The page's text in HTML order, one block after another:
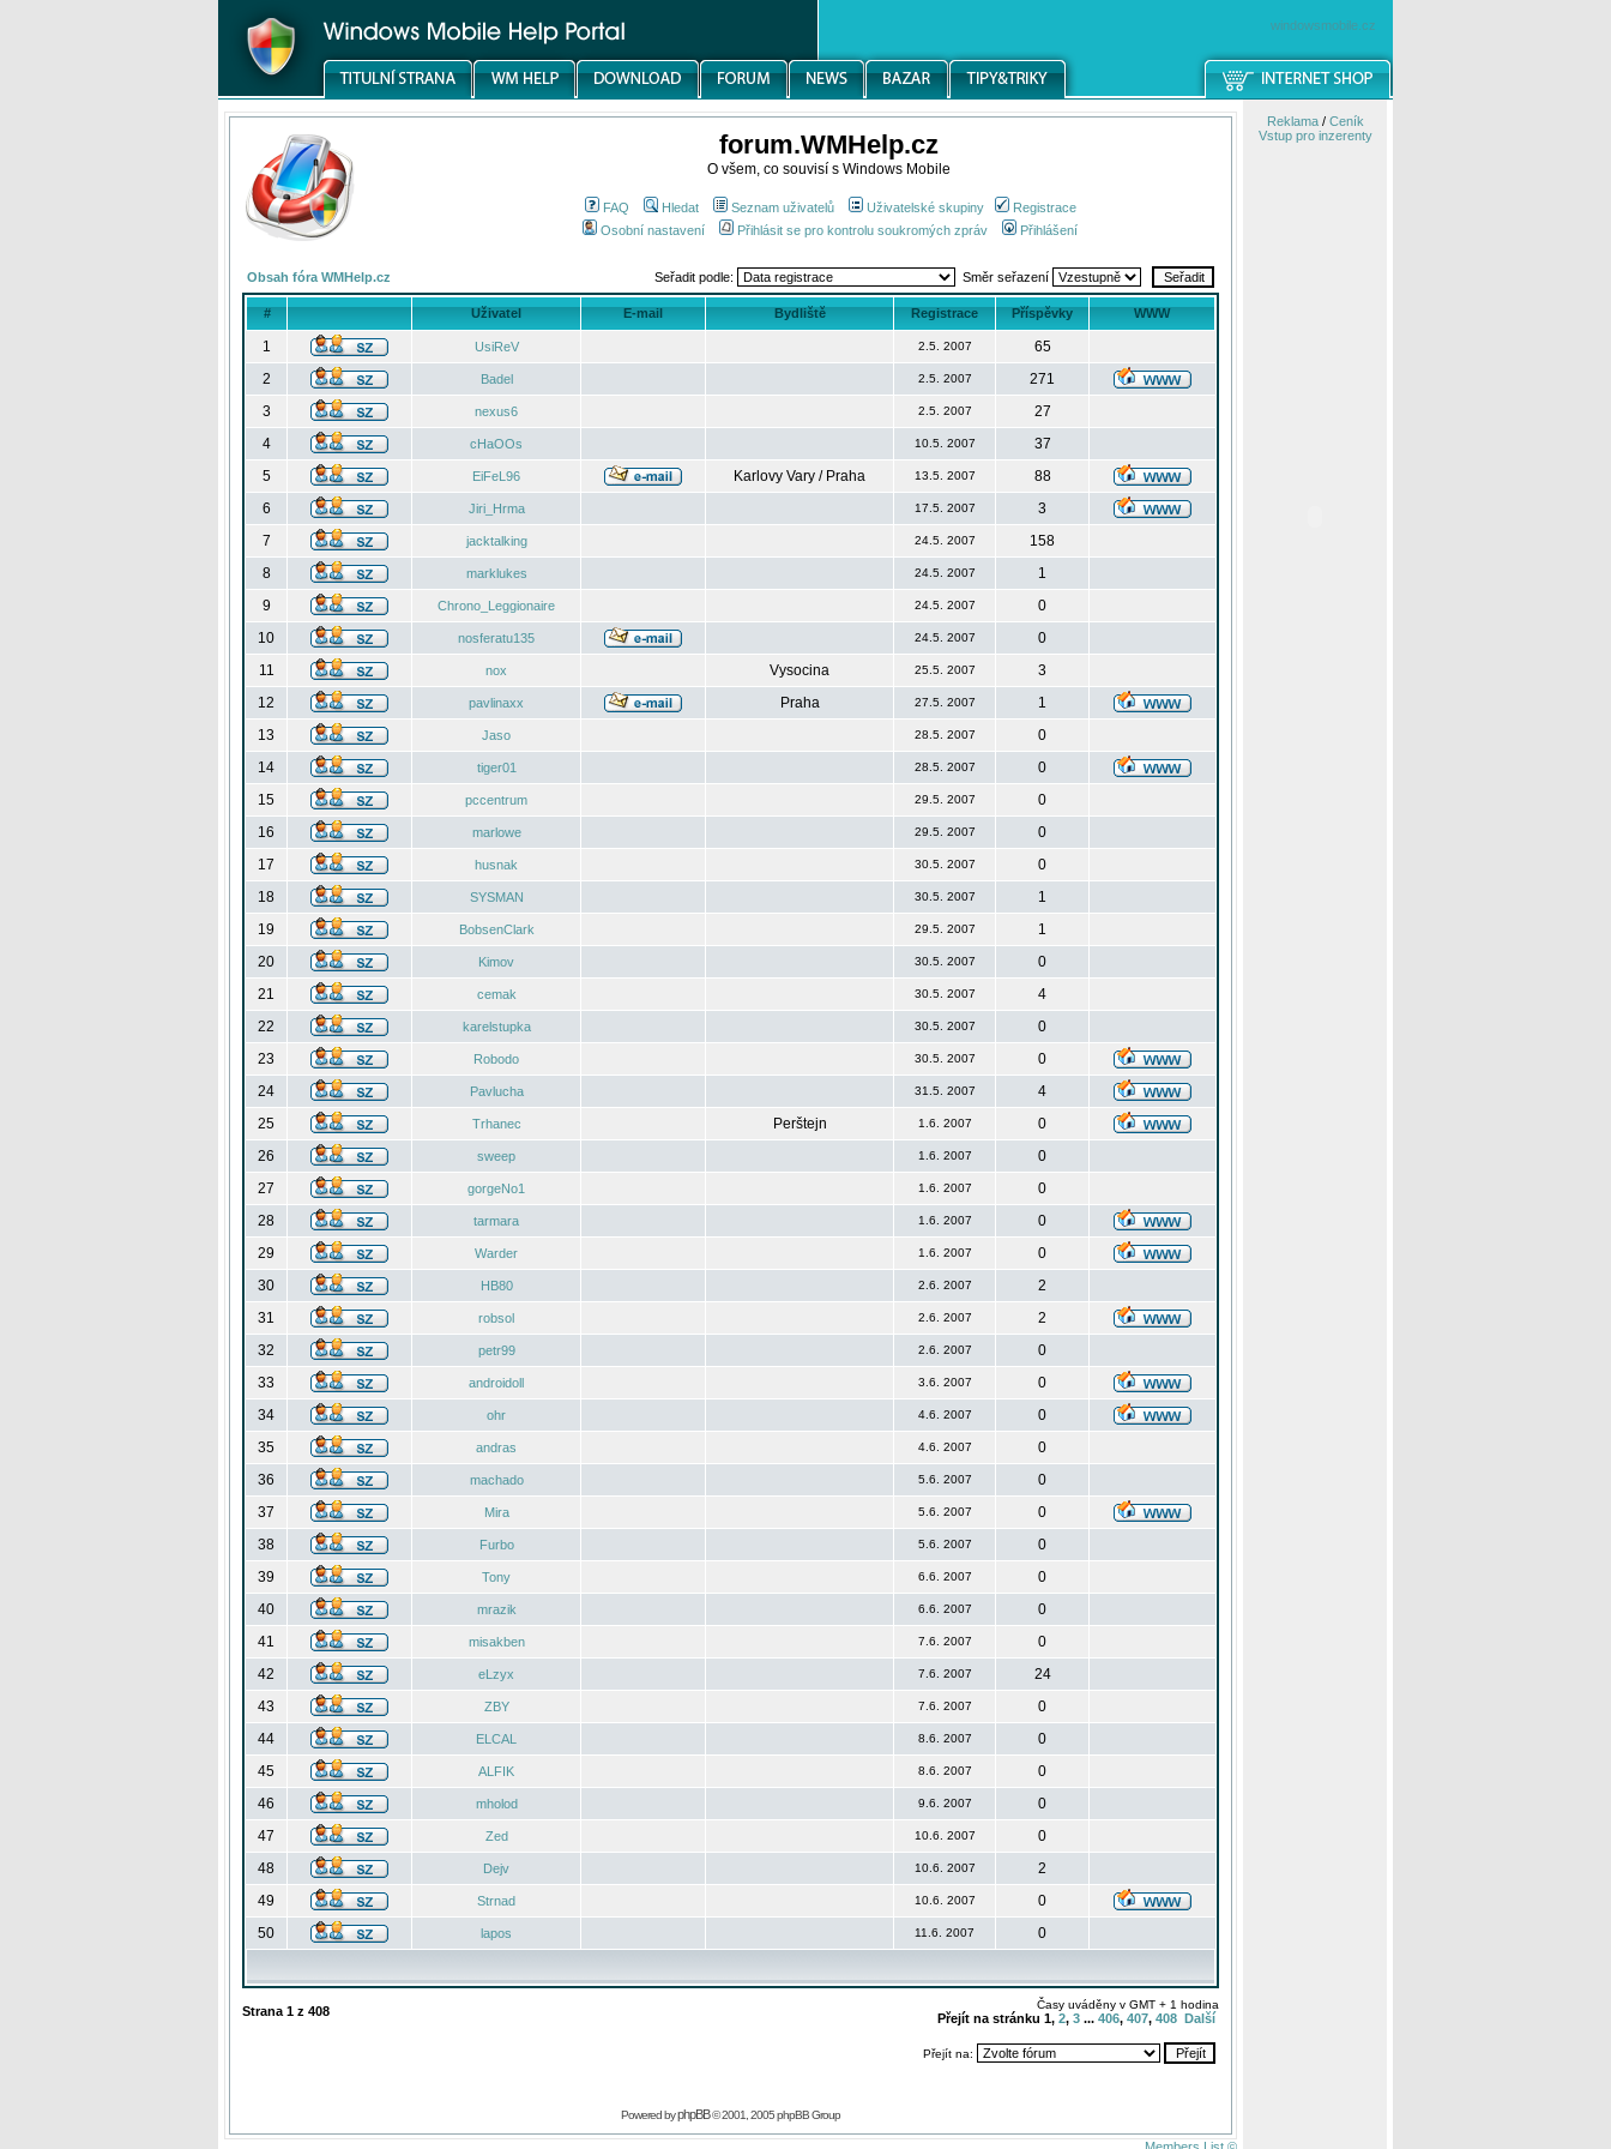
windowsmobile.cz
forum.WMHelp.cz
O všem, co souvisí s Windows Mobile
FAQ Hledat Seznam uživatelů Uživatelské skupiny
Registrace
Osobní nastavení
Přihlásit se pro kontrolu soukromých zpráv Přihlášení
Obsah fóra WMHelp.cz Seřadit podle: Směr seřazení
# Uživatel E-mail Bydliště Registrace Příspěvky WWW
1 UsiReV 2.5. 2007
65
2
Badel 2.5. 2007
271
3
nexus6 2.5. 2007
27
4
cHaOOs 10.5. 2007
37
5
EiFeL96 Karlovy Vary / Praha 13.5. 2007
88
6
Jiri_Hrma 17.5. 2007
3
7
jacktalking 24.5. 2007
158
8
marklukes 24.5. 2007
1
9
Chrono_Leggionaire 24.5. 2007
0
10
nosferatu135 24.5. 2007
0
11
nox Vysocina 25.5. 2007
3
12
pavlinaxx Praha 27.5. 2007
1
13
Jaso 28.5. 2007
0
14
tiger01 28.5. 2007
0
15
pccentrum 29.5. 2007
0
16
marlowe 29.5. 2007
0
17
husnak 30.5. 2007
0
18
SYSMAN 30.5. 2007
1
19
BobsenClark 29.5. 2007
1
20
Kimov 30.5. 2007
0
21
cemak 30.5. 2007
4
22
karelstupka 30.5. 2007
0
23
Robodo 30.5. 2007
0
24
Pavlucha 31.5. 2007
4
25
Trhanec Perštejn 1.6. 2007
0
26
sweep 1.6. 2007
0
27
gorgeNo1 1.6. 2007
0
28
tarmara 1.6. 2007
0
29
Warder 1.6. 2007
0
30
HB80 2.6. 2007
2
31
robsol 2.6. 2007
2
32
petr99 2.6. 2007
0
33
androidoll 3.6. 2007
0
34
ohr 4.6. 2007
0
35
andras 4.6. 2007
0
36
machado 5.6. 2007
0
37
Mira 5.6. 2007
0
38
Furbo 5.6. 2007
0
39
Tony 6.6. 2007
0
40
mrazik 6.6. 2007
0
41
misakben 7.6. 2007
0
42
eLzyx 7.6. 2007
24
43
ZBY 7.6. 2007
0
44
ELCAL 8.6. 2007
0
45
ALFIK 8.6. 2007
0
46
mholod 9.6. 2007
0
47
Zed 10.6. 2007
0
48
Dejv 10.6. 2007
2
49
Strnad 10.6. 2007
0
50
lapos 11.6. 2007 0
Strana 1 z 408 Časy uváděny v GMT + 1 hodina
Přejít na stránku 1, 2, 3 ... 406, 407, 408 Další
Přejít na:
Powered byphpBB© 2001, 2005 phpBB Group
Reklama/ Ceník
Vstup pro inzerenty